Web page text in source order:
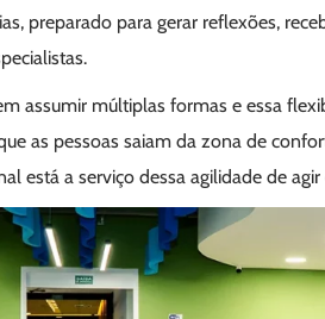
preparado para gerar reflexões,
assumir múltiplas formas e essa
as pessoas saiam da zona de
está a serviço dessa agilidade de agir